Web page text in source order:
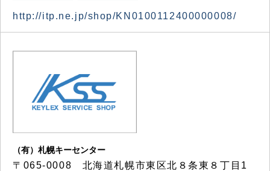
http://itp.ne.jp/shop/KN0100112400000008/
（有）札幌キーセンター
〒065-0008 北海道札幌市東区北８条東８丁目1